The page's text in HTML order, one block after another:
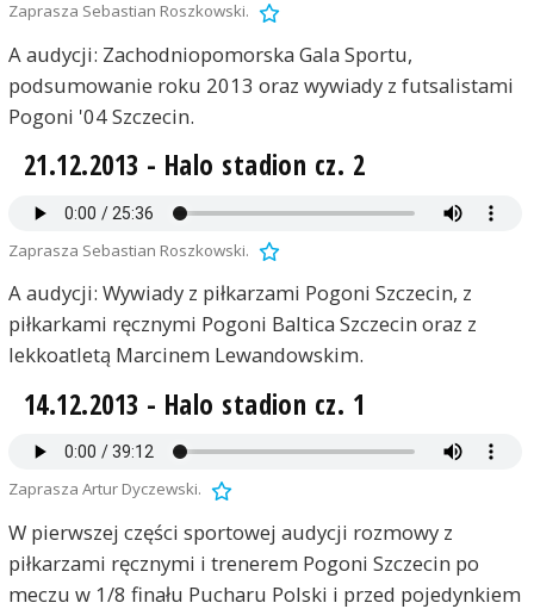
Zaprasza Sebastian Roszkowski.
A audycji: Zachodniopomorska Gala Sportu,
podsumowanie roku 2013 oraz wywiady z futsalistami
Pogoni '04 Szczecin.
21.12.2013 - Halo stadion cz. 2
Zaprasza Sebastian Roszkowski.
A audycji: Wywiady z piłkarzami Pogoni Szczecin, z
piłkarkami ręcznymi Pogoni Baltica Szczecin oraz z
lekkoatletą Marcinem Lewandowskim.
14.12.2013 - Halo stadion cz. 1
Zaprasza Artur Dyczewski.
W pierwszej części sportowej audycji rozmowy z
piłkarzami ręcznymi i trenerem Pogoni Szczecin po
meczu w 1/8 finału Pucharu Polski i przed pojedynkiem